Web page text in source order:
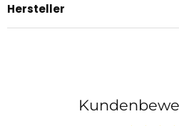
Hersteller